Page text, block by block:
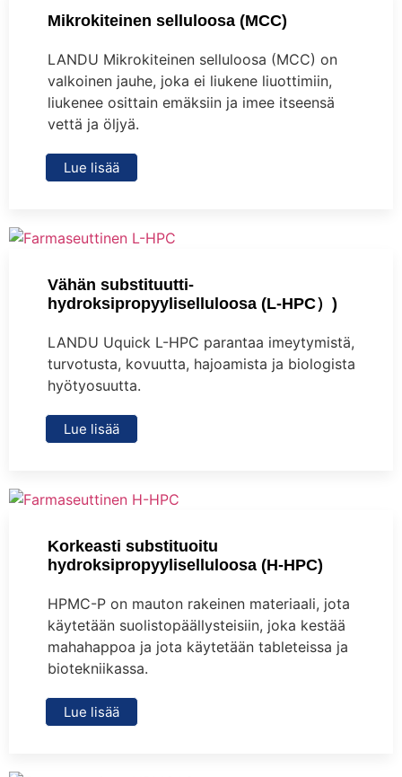
Mikrokiteinen selluloosa (MCC)
LANDU Mikrokiteinen selluloosa (MCC) on
valkoinen jauhe, joka ei liukene liuottimiin,
liukenee osittain emäksiin ja imee itseensä
vettä ja öljyä.
Lue lisää
Vähän substituutti-
hydroksipropyyliselluloosa (L-HPC）)
LANDU Uquick L-HPC parantaa imeytymistä,
turvotusta, kovuutta, hajoamista ja biologista
hyötyosuutta.
Lue lisää
Korkeasti substituoitu
hydroksipropyyliselluloosa (H-HPC)
HPMC-P on mauton rakeinen materiaali, jota
käytetään suolistopäällysteisiin, joka kestää
mahahappoa ja jota käytetään tableteissa ja
biotekniikassa.
Lue lisää